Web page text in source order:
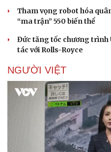
Âm nhạc
Di sản
Tham vọng robot hóa
“ma trận” 550 biến thể
Đức tăng tốc chương trình
tác với Rolls-Royce
NGƯỜI VIỆT